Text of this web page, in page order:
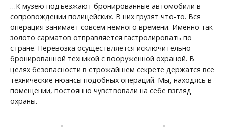
…К музею подъезжают бронированные автомобили в
сопровождении полицейских. В них грузят что-то. Вся
операция занимает совсем немного времени. Именно так
золото сарматов отправляется гастролировать по
стране. Перевозка осуществляется исключительно
бронированной техникой с вооруженной охраной. В
целях безопасности в строжайшем секрете держатся все
технические нюансы подобных операций. Мы, находясь в
помещении, постоянно чувствовали на себе взгляд
охраны.